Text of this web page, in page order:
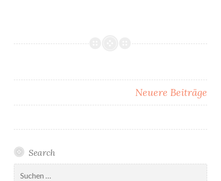
Beitragsnavigation
Neuere Beiträge
Search
nach: